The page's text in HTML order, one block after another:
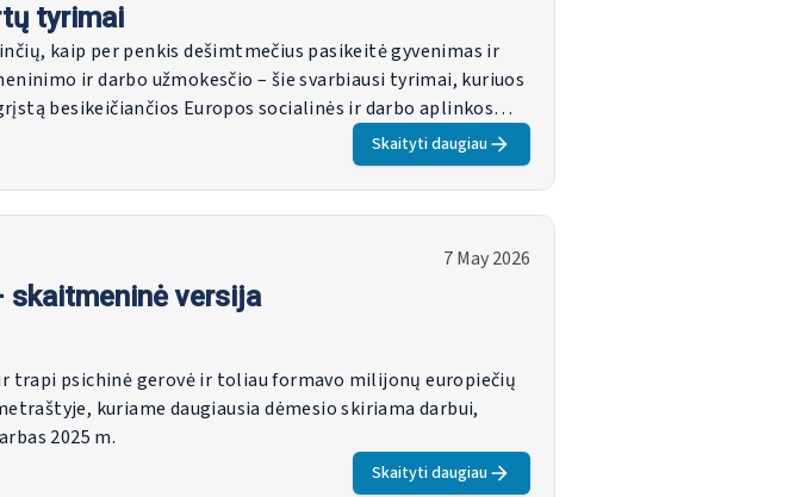
tyrimai
kaip per penkis dešimtmečius pasikeitė gyvenimas ir
ir darbo užmokesčio – šie svarbiausi tyrimai, kuriuos
besikeičiančios Europos socialinės ir darbo aplinkos
Skaityti daugiau
7 May 2026
skaitmeninė versija
trapi psichinė gerovė ir toliau formavo milijonų europiečių
kuriame daugiausia dėmesio skiriama darbui,
2025 m.
Skaityti daugiau